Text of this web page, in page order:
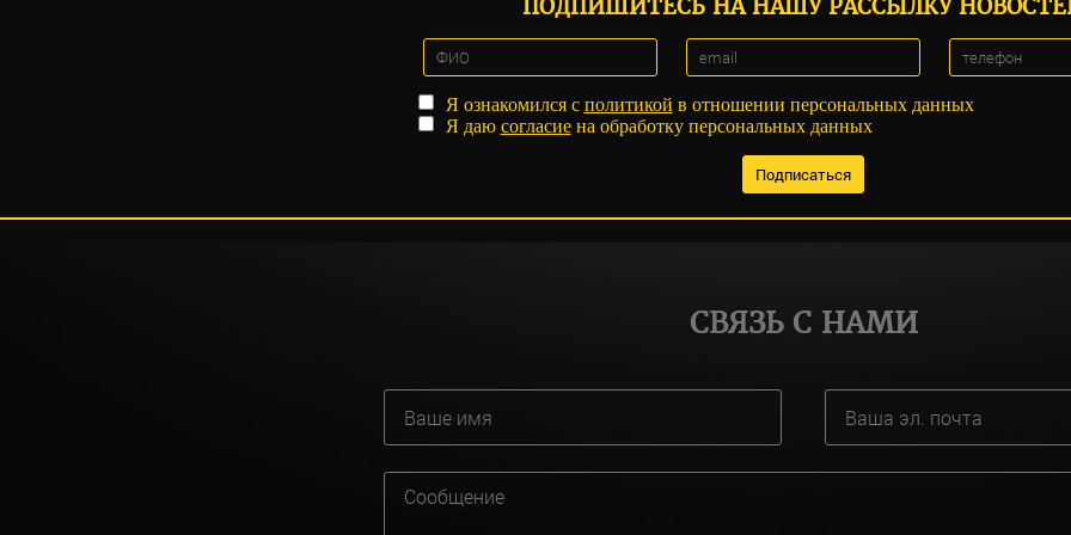
ПОДПИШИТЕСЬ НА НАШУ РАССЫЛКУ
Я ознакомился с политикой в отношении персональных данных
Я даю согласиена обработку персональных данных
СВЯЗЬ С НАМИ